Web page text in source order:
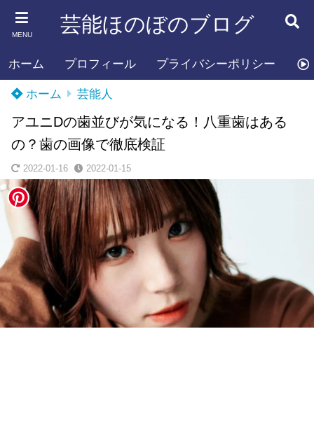
MENU 芸能ほのぼのブログ
ホーム プロフィール プライバシーポリシー お
ホーム 芸能人
アユニDの歯並びが気になる！八重歯はある
の？歯の画像で徹底検証
2022-01-16 2022-01-15